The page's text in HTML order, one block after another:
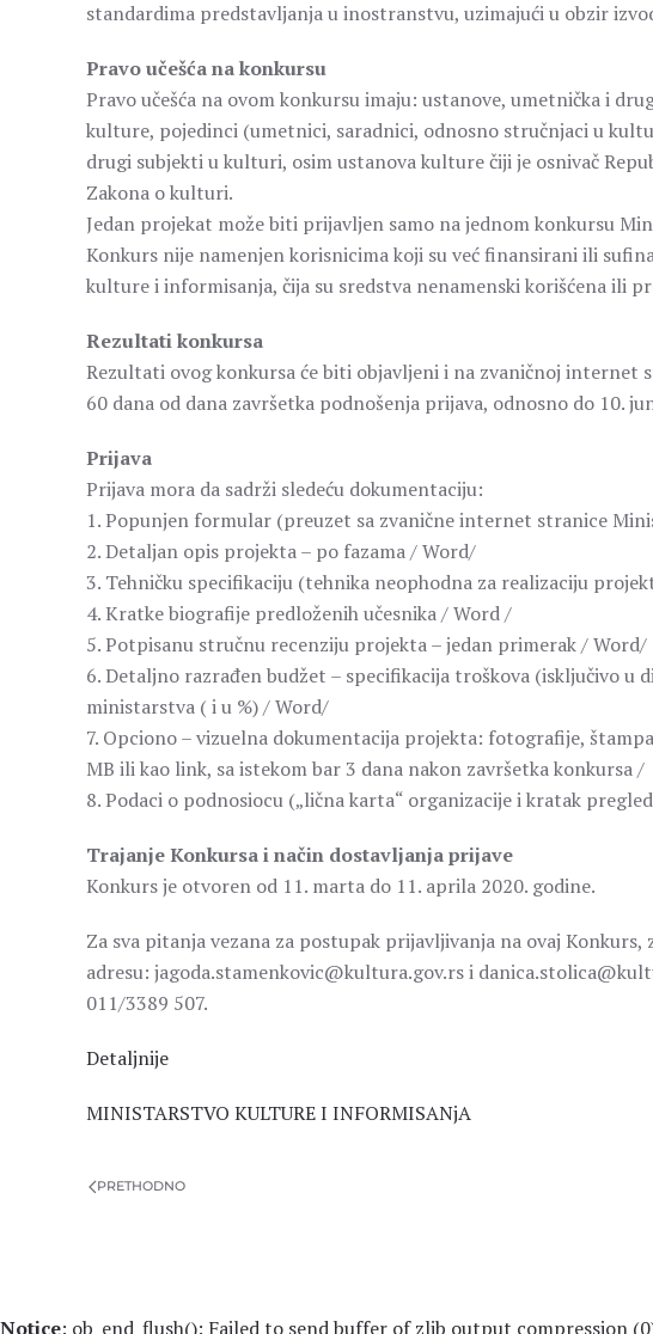
standardima predstavljanja u inostranstvu, uzimajući u obzir
Pravo učešća na konkursu
Pravo učešća na ovom konkursu imaju: ustanove, umetnička i
kulture, pojedinci (umetnici, saradnici, odnosno stručnjaci u
drugi subjekti u kulturi, osim ustanova kulture čiji je osnivač
Zakona o kulturi.
Jedan projekat može biti prijavljen samo na jednom konkursu
Konkurs nije namenjen korisnicima koji su već finansirani ili
kulture i informisanja, čija su sredstva nenamenski korišćena ili
Rezultati konkursa
Rezultati ovog konkursa će biti objavljeni i na zvaničnoj
60 dana od dana završetka podnošenja prijava, odnosno do 10.
Prijava
Prijava mora da sadrži sledeću dokumentaciju:
1. Popunjen formular (preuzet sa zvanične internet stranice
2. Detaljan opis projekta – po fazama / Word/
3. Tehničku specifikaciju (tehnika neophodna za realizaciju
4. Kratke biografije predloženih učesnika / Word /
5. Potpisanu stručnu recenziju projekta – jedan primerak / Word/
6. Detaljno razrađen budžet – specifikacija troškova (isključivo u
ministarstva ( i u %) / Word/
7. Opciono – vizuelna dokumentacija projekta: fotografije,
MB ili kao link, sa istekom bar 3 dana nakon završetka konkursa /
8. Podaci o podnosiocu („lična karta“ organizacije i kratak
Trajanje Konkursa i način dostavljanja prijave
Konkurs je otvoren od 11. marta do 11. aprila 2020. godine.
Za sva pitanja vezana za postupak prijavljivanja na ovaj
adresu: jagoda.stamenkovic@kultura.gov.rs i
011/3389 507.
Detaljnije
MINISTARSTVO KULTURE I INFORMISANjA
PRETHODNO
Notice: ob_end_flush(): Failed to send buffer of zlib output compression